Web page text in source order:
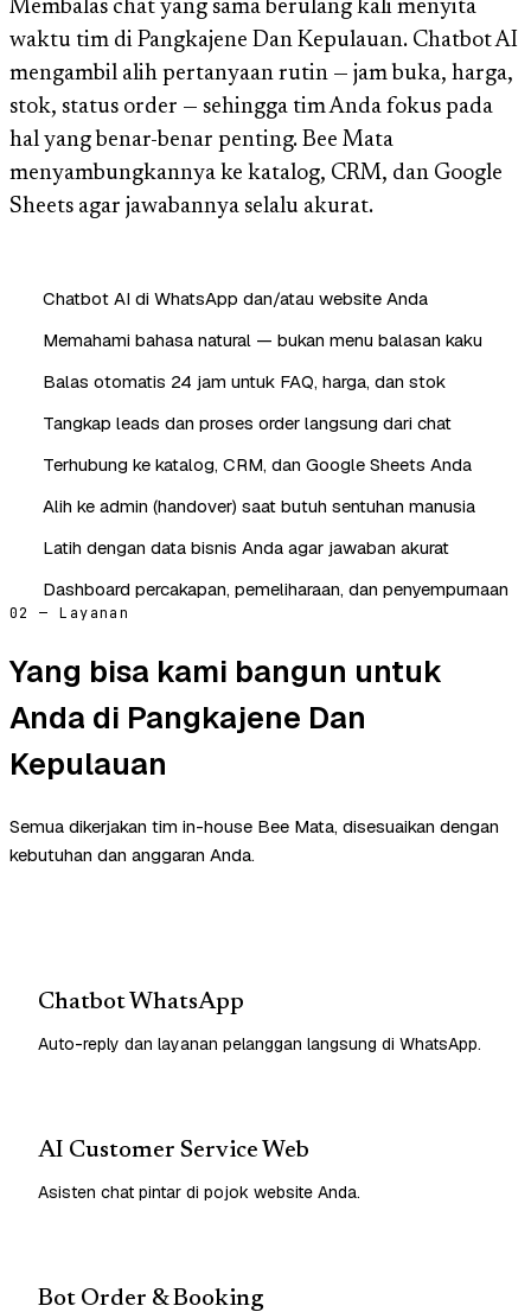
Membalas chat yang sama berulang kali menyita
waktu tim di Pangkajene Dan Kepulauan. Chatbot AI
mengambil alih pertanyaan rutin — jam buka, harga,
stok, status order — sehingga tim Anda fokus pada
hal yang benar-benar penting. Bee Mata
menyambungkannya ke katalog, CRM, dan Google
Sheets agar jawabannya selalu akurat.
Chatbot AI di WhatsApp dan/atau website Anda
Memahami bahasa natural — bukan menu balasan kaku
Balas otomatis 24 jam untuk FAQ, harga, dan stok
Tangkap leads dan proses order langsung dari chat
Terhubung ke katalog, CRM, dan Google Sheets Anda
Alih ke admin (handover) saat butuh sentuhan manusia
Latih dengan data bisnis Anda agar jawaban akurat
Dashboard percakapan, pemeliharaan, dan penyempurnaan
02 — Layanan
Yang bisa kami bangun untuk
Anda di Pangkajene Dan
Kepulauan
Semua dikerjakan tim in-house Bee Mata, disesuaikan dengan
kebutuhan dan anggaran Anda.
Chatbot WhatsApp
Auto-reply dan layanan pelanggan langsung di WhatsApp.
AI Customer Service Web
Asisten chat pintar di pojok website Anda.
Bot Order & Booking